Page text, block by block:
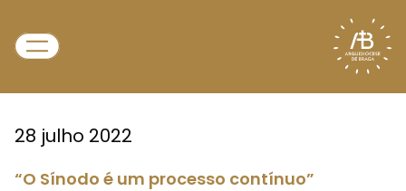
28 julho 2022
“O Sínodo é um processo contínuo”